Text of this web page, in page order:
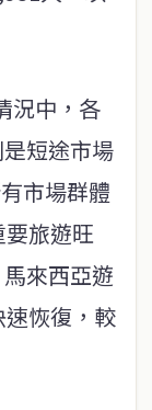
況中，各
短途市場
市場群體
旅遊旺
來西亞遊
恢復，較